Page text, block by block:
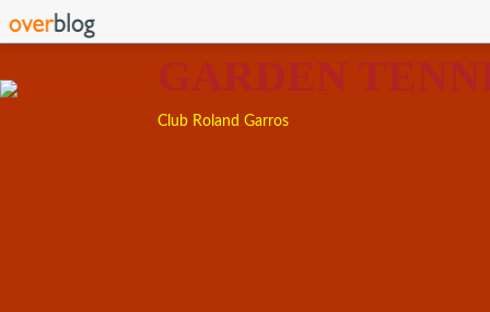
GARDEN
Club Roland Garros